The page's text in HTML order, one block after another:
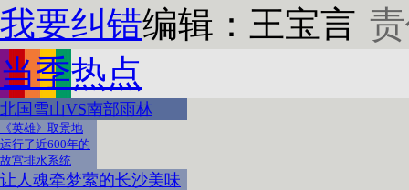
我要纠错编辑：王宝言
当季热点
北国雪山VS南部雨林
《英雄》取景地
运行了近600年的
故宫排水系统
让人魂牵梦萦的长沙美味